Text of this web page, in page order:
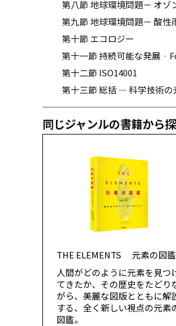
第八節 地球環境問題－ オゾ
第九節 地球環境問題－ 酸性
第十節 エコロジー
第十一節 持続可能な発展
第十二節 ISO14001
第十三節 総括 ― 科学技術の
同じジャンルの書籍から
THE ELEMENTS 元素の図鑑
人間がどのように元素を見つ
てきたか、その歴史をたどり
がら、美麗な図版とともに解
する、全く新しい視点の元素
図鑑。